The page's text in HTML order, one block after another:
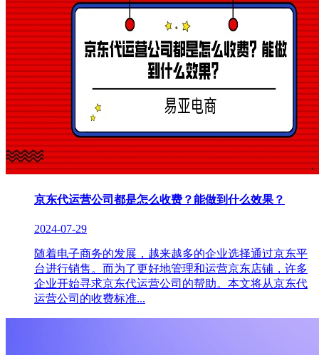
京东代运营公司都是怎么收费？能做到什么效果？
2024-07-29
随着电子商务的发展，越来越多的企业选择通过京东平
台进行销售。而为了更好地管理和运营京东店铺，许多
企业开始寻求京东代运营公司的帮助。本文将从京东代
运营公司的收费标准...